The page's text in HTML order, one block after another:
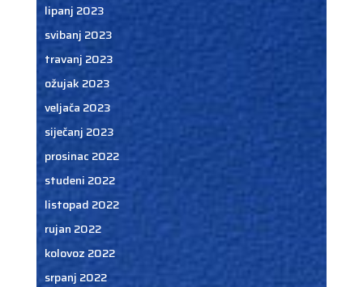
lipanj 2023
svibanj 2023
travanj 2023
ožujak 2023
veljača 2023
siječanj 2023
prosinac 2022
studeni 2022
listopad 2022
rujan 2022
kolovoz 2022
srpanj 2022